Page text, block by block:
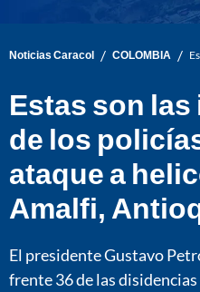
Noticias Caracol / COLOMBIA /
Estas son
de los
ataque a
Amalfi,
El presidente Gustavo
frente 36 de las disidencias